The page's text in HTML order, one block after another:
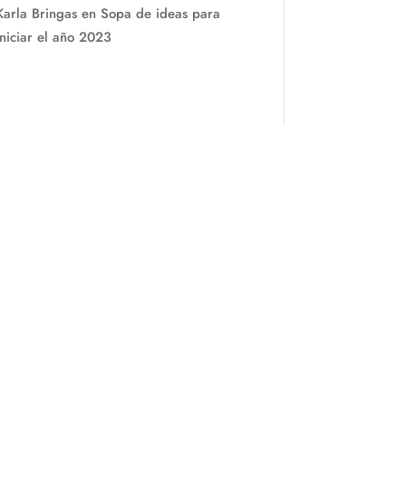
Bringasen Sopa de ideas para
el año 2023